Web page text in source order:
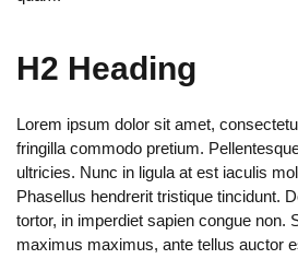
H2 Heading
Lorem ipsum dolor sit amet,
fringilla commodo pretium.
ultricies. Nunc in ligula at est iaculis
Phasellus hendrerit tristique tincidunt.
tortor, in imperdiet sapien congue non.
maximus maximus, ante tellus auctor